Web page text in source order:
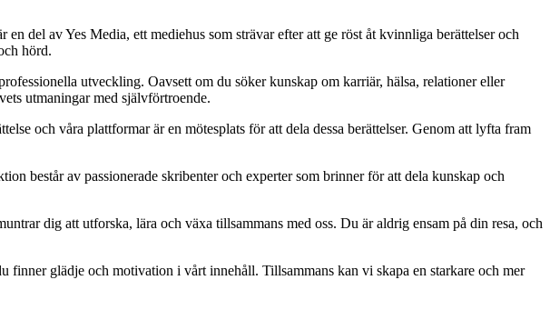
del av Yes Media, ett mediehus som strävar efter att ge röst åt kvinnliga berättelser och
hörd.
utveckling. Oavsett om du söker kunskap om karriär, hälsa, relationer eller
utmaningar med självförtroende.
och våra plattformar är en mötesplats för att dela dessa berättelser. Genom att lyfta fram
består av passionerade skribenter och experter som brinner för att dela kunskap och
dig att utforska, lära och växa tillsammans med oss. Du är aldrig ensam på din resa, och
glädje och motivation i vårt innehåll. Tillsammans kan vi skapa en starkare och mer